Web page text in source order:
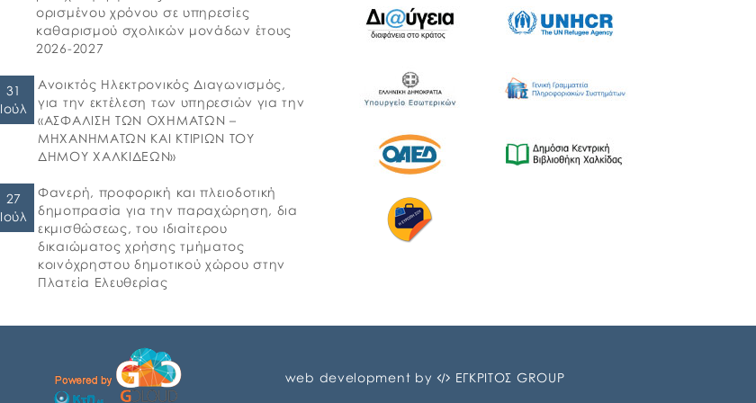
τη πρόσβαση παιδιών σχολικής ηλικίας,
εφήβων και ατόμων με αναπηρία, σε
υπηρεσίες δημιουργικής απασχόλησης» για
Ελλάδας και του Ο.Π.Α.ΣΤ.Ε, του Οργανισμού
Λιμένων Ν. Εύβοιας και του Επιμελητηρίου
Εύβοιας. ⚓️Η επίσημη έναρξη
ορισμένου χρόνου σε υπηρεσίες
καθαρισμού σχολικών μονάδων έτους
2026-2027
31
Ιούλ
Ανοικτός Ηλεκτρονικός Διαγωνισμός,
για την εκτέλεση των υπηρεσιών για την
«ΑΣΦΑΛΙΣΗ ΤΩΝ ΟΧΗΜΑΤΩΝ –
ΜΗΧΑΝΗΜΑΤΩΝ ΚΑΙ ΚΤΙΡΙΩΝ ΤΟΥ
ΔΗΜΟΥ ΧΑΛΚΙΔΕΩΝ»
27
Ιούλ
Φανερή, προφορική και πλειοδοτική
δημοπρασία για την παραχώρηση, δια
εκμισθώσεως, του ιδιαίτερου
δικαιώματος χρήσης τμήματος
κοινόχρηστου δημοτικού χώρου στην
Πλατεία Ελευθερίας
web development by ΕΓΚΡΙΤΟΣ GROUP